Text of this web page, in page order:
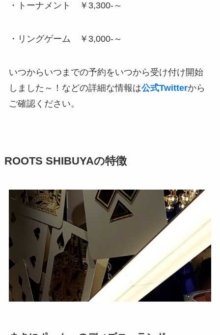
・トーナメント ￥3,300-～
・リングゲーム ￥3,000-～
いつからいつまでの予約をいつから受け付け開始
しました～！などの詳細な情報は公式Twitterから
ご確認ください。
ROOTS SHIBUYAの特徴